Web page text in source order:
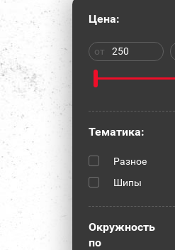
Цена:
от
Тематика:
Разное
Шипы
Окружность
по